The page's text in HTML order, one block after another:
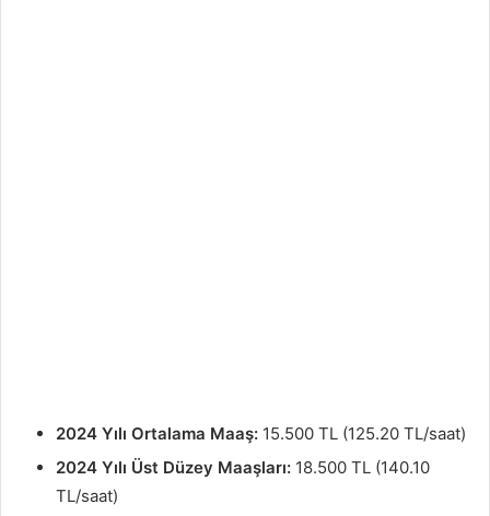
2024 Yılı Ortalama Maaş: 15.500 TL (125.20 TL/saat)
2024 Yılı Üst Düzey Maaşları: 18.500 TL (140.10
TL/saat)